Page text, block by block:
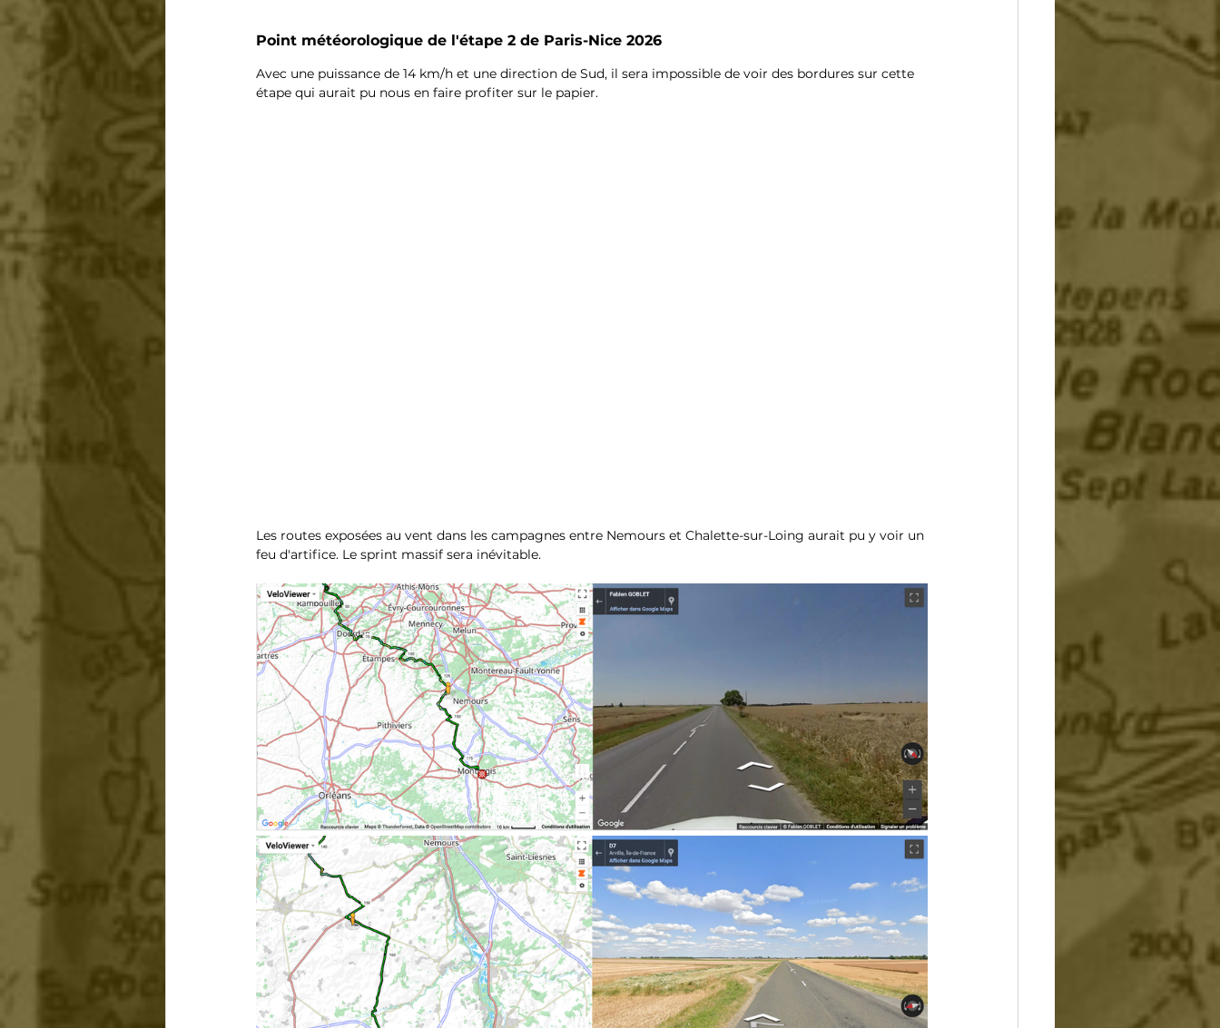
Point météorologique de l'étape 2 de Paris-Nice 2026
Avec une puissance de 14 km/h et une direction de Sud, il sera impossible de voir des bordures sur cette
étape qui aurait pu nous en faire profiter sur le papier.
Les routes exposées au vent dans les campagnes entre Nemours et Chalette-sur-Loing aurait pu y voir un
feu d'artifice. Le sprint massif sera inévitable.